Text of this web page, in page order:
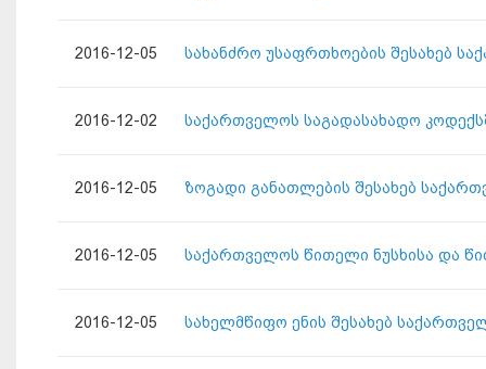
2016-12-05 სახანძრო უსაფრთხოების შესახებ
2016-12-02 საქართველოს საგადასახადო
2016-12-05 ზოგადი განათლების შესახებ
2016-12-05 საქართველოს წითელი ნუსხისა და
2016-12-05 სახელმწიფო ენის შესახებ